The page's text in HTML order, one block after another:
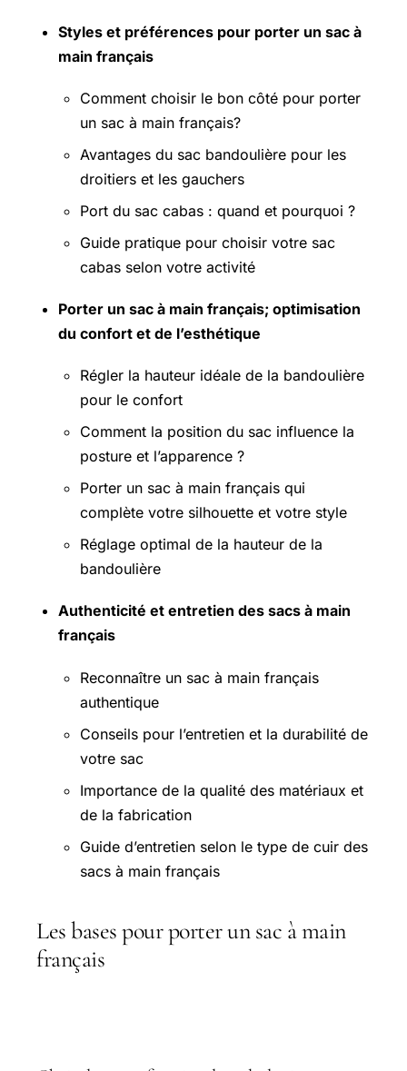
Styles et préférences pour porter un sac à
main français
Comment choisir le bon côté pour porter
un sac à main français?
Avantages du sac bandoulière pour les
droitiers et les gauchers
Port du sac cabas : quand et pourquoi ?
Guide pratique pour choisir votre sac
cabas selon votre activité
Porter un sac à main français; optimisation
du confort et de l’esthétique
Régler la hauteur idéale de la bandoulière
pour le confort
Comment la position du sac influence la
posture et l’apparence ?
Porter un sac à main français qui
complète votre silhouette et votre style
Réglage optimal de la hauteur de la
bandoulière
Authenticité et entretien des sacs à main
français
Reconnaître un sac à main français
authentique
Conseils pour l’entretien et la durabilité de
votre sac
Importance de la qualité des matériaux et
de la fabrication
Guide d’entretien selon le type de cuir des
sacs à main français
Les bases pour porter un sac à main
français